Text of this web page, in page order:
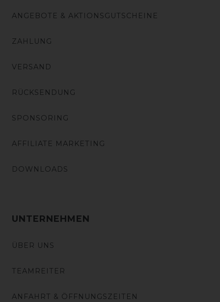
ANGEBOTE & AKTIONSGUTSCHEINE
ZAHLUNG
VERSAND
RÜCKSENDUNG
SPONSORING
AFFILIATE MARKETING
DOWNLOADS
UNTERNEHMEN
ÜBER UNS
TEAMREITER
ANFAHRT & ÖFFNUNGSZEITEN